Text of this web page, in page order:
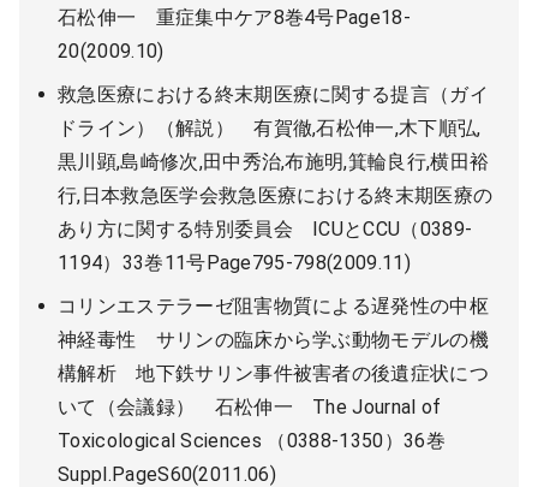
石松伸一 重症集中ケア8巻4号Page18-
20(2009.10)
救急医療における終末期医療に関する提言（ガイ
ドライン）（解説） 有賀徹,石松伸一,木下順弘,
黒川顕,島崎修次,田中秀治,布施明,箕輪良行,横田裕
行,日本救急医学会救急医療における終末期医療の
あり方に関する特別委員会 ICUとCCU（0389-
1194）33巻11号Page795‐798(2009.11)
コリンエステラーゼ阻害物質による遅発性の中枢
神経毒性 サリンの臨床から学ぶ動物モデルの機
構解析 地下鉄サリン事件被害者の後遺症状につ
いて（会議録） 石松伸一 The Journal of
Toxicological Sciences （0388-1350）36巻
Suppl.PageS60(2011.06)